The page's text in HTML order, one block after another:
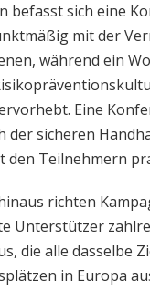
befasst sich eine
mit der
während ein
Eine
der sicheren
den Teilnehmern
richten
Unterstützer
die alle dasselbe
in Europa